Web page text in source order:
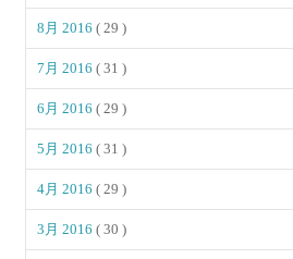
8月 2016( 29 )
7月 2016( 31 )
6月 2016( 29 )
5月 2016( 31 )
4月 2016( 29 )
3月 2016( 30 )